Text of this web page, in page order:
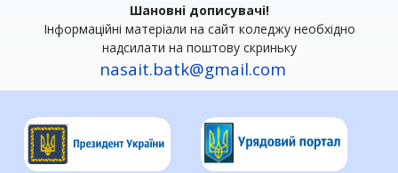
Шановні дописувачі!
Інформаційні матеріали на сайт коледжу необхідно
надсилати на поштову скриньку
nasait.batk@gmail.com